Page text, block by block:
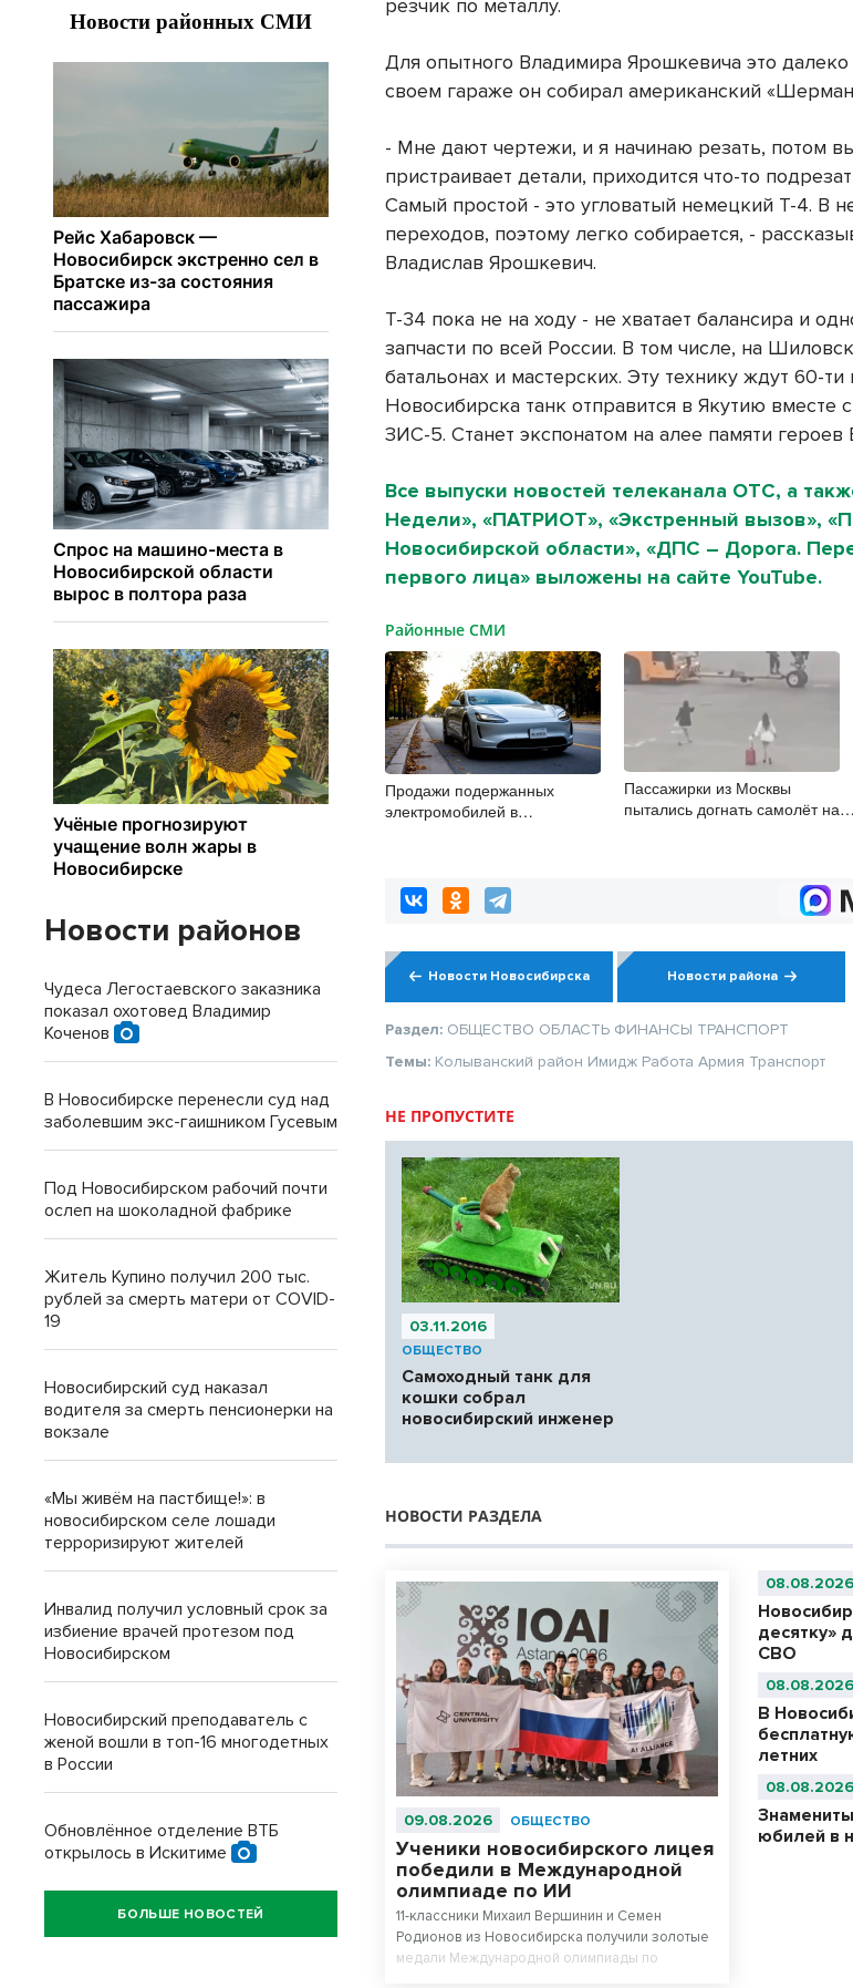
резчик по металлу.
Для опытного Владимира Ярошкевича это
своем гараже он собирал американский
- Мне дают чертежи, и я начинаю резать, потом
пристраивает детали, приходится что-то
Самый простой - это угловатый немецкий Т-4. В
переходов, поэтому легко собирается, -
Владислав Ярошкевич.
Т-34 пока не на ходу - не хватает балансира и
запчасти по всей России. В том числе, на
батальонах и мастерских. Эту технику ждут 60-
Новосибирска танк отправится в Якутию вместе
ЗИС-5. Станет экспонатом на алее памяти героев
Все выпуски новостей телеканала ОТС, а
Недели», «ПАТРИОТ», «Экстренный вызов»,
Новосибирской области», «ДПС – Дорога.
первого лица» выложены на сайте YouTube.
Районные СМИ
Продажи подержанных
электромобилей в
Пассажирки из Москвы
пытались догнать самолёт на
Новости Новосибирска Новости района
Раздел: ОБЩЕСТВО ОБЛАСТЬ ФИНАНСЫ ТРАНСПОРТ
Темы: Колыванский район Имидж Работа Армия Транспорт
НЕ ПРОПУСТИТЕ
03.11.2016
ОБЩЕСТВО
Самоходный танк для
кошки собрал
новосибирский инженер
НОВОСТИ РАЗДЕЛА
09.08.2026 ОБЩЕСТВО
Ученики новосибирского лицея
победили в Международной
олимпиаде по ИИ
11-классники Михаил Вершинин и Семен
Родионов из Новосибирска получили золотые
медали Международной олимпиады по
08.08.2026
десятку»
СВО
08.08.2026
В
летних
08.08.2026
юбилей в
Новости районов
Чудеса Легостаевского заказника
показал охотовед Владимир
Коченов
В Новосибирске перенесли суд над
заболевшим экс-гаишником Гусевым
Под Новосибирском рабочий почти
ослеп на шоколадной фабрике
Житель Купино получил 200 тыс.
рублей за смерть матери от COVID-
19
Новосибирский суд наказал
водителя за смерть пенсионерки на
вокзале
«Мы живём на пастбище!»: в
новосибирском селе лошади
терроризируют жителей
Инвалид получил условный срок за
избиение врачей протезом под
Новосибирском
Новосибирский преподаватель с
женой вошли в топ-16 многодетных
в России
Обновлённое отделение ВТБ
открылось в Искитиме
БОЛЬШЕ НОВОСТЕЙ